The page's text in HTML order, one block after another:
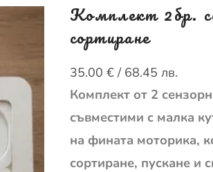
Комплект 2бр.
сортиране
35.00 €/ 68.45 лв.
Комплект от 2
съвместими с малка
на фината моторика,
сортиране, пускане и